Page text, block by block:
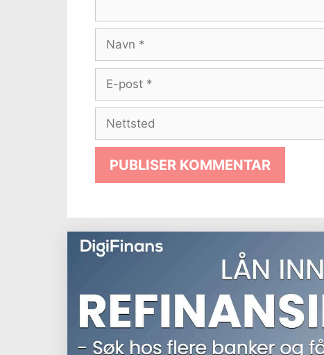
Navn
Nettsted